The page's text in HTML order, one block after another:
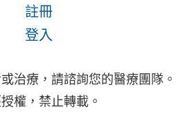
註冊
登入
治療，請諮詢您的醫療團隊。
權，禁止轉載。